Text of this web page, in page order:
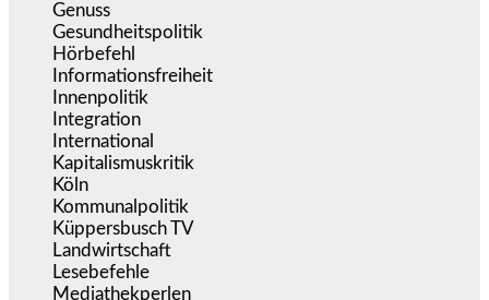
Genuss
Gesundheitspolitik
Hörbefehl
Informationsfreiheit
Innenpolitik
Integration
International
Kapitalismuskritik
Köln
Kommunalpolitik
Küppersbusch TV
Landwirtschaft
Lesebefehle
Mediathekperlen